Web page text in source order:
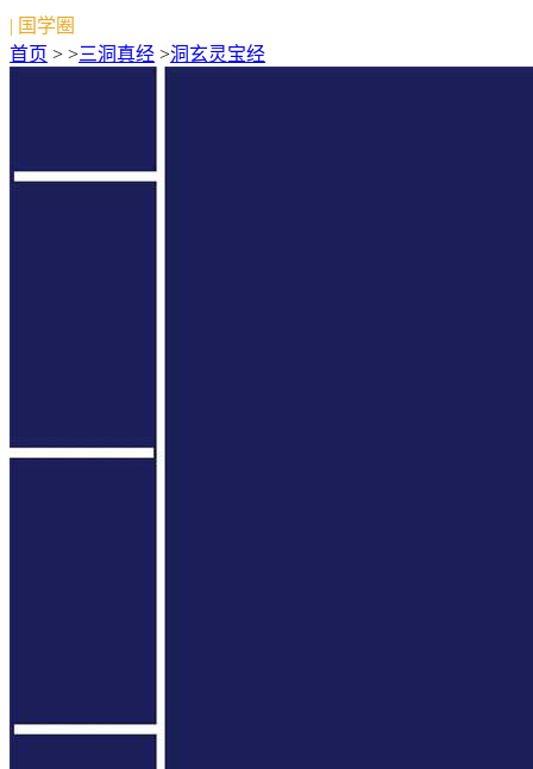
| 国学圈
首页 > >三洞真经 >洞玄灵宝经